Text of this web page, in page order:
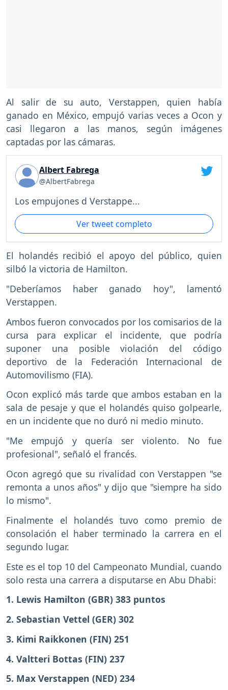
Al salir de su auto, Verstappen, quien había
ganado en México, empujó varias veces a Ocon y
casi llegaron a las manos, según imágenes
captadas por las cámaras.
Albert Fabrega
@AlbertFabrega
Los empujones d Verstappe...
Ver tweet completo
El holandés recibió el apoyo del público, quien
silbó la victoria de Hamilton.
"Deberíamos haber ganado hoy", lamentó
Verstappen.
Ambos fueron convocados por los comisarios de la
cursa para explicar el incidente, que podría
suponer una posible violación del código
deportivo de la Federación Internacional de
Automovilismo (FIA).
Ocon explicó más tarde que ambos estaban en la
sala de pesaje y que el holandés quiso golpearle,
en un incidente que no duró ni medio minuto.
"Me empujó y quería ser violento. No fue
profesional", señaló el francés.
Ocon agregó que su rivalidad con Verstappen "se
remonta a unos años" y dijo que "siempre ha sido
lo mismo".
Finalmente el holandés tuvo como premio de
consolación el haber terminado la carrera en el
segundo lugar.
Este es el top 10 del Campeonato Mundial, cuando
solo resta una carrera a disputarse en Abu Dhabi:
1. Lewis Hamilton (GBR) 383 puntos
2. Sebastian Vettel (GER) 302
3. Kimi Raikkonen (FIN) 251
4. Valtteri Bottas (FIN) 237
5. Max Verstappen (NED) 234